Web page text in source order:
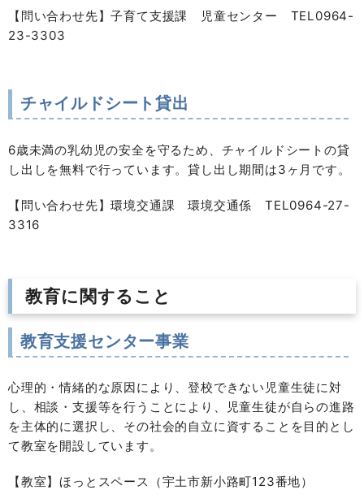
【問い合わせ先】子育て支援課 児童センター TEL0964-
23-3303
チャイルドシート貸出
6歳未満の乳幼児の安全を守るため、チャイルドシートの貸
し出しを無料で行っています。貸し出し期間は3ヶ月です。
【問い合わせ先】環境交通課 環境交通係 TEL0964-27-
3316
教育に関すること
教育支援センター事業
心理的・情緒的な原因により、登校できない児童生徒に対
し、相談・支援等を行うことにより、児童生徒が自らの進路
を主体的に選択し、その社会的自立に資することを目的とし
て教室を開設しています。
【教室】ほっとスペース（宇土市新小路町123番地）